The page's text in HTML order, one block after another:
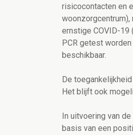
risicocontacten en
ernstige COVID-19
PCR getest
beschikbaar.
De
Het blijft ook
In uitvoering van
basis van een